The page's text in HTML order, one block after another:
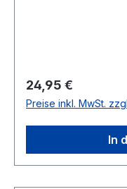
Regulärer Preis:
24,95 €
Preise inkl. MwSt.
In